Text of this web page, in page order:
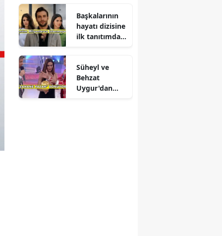
Başkalarının
hayatı dizisine
ilk tanıtımdan
Süheyl ve
Behzat
Uygur'dan